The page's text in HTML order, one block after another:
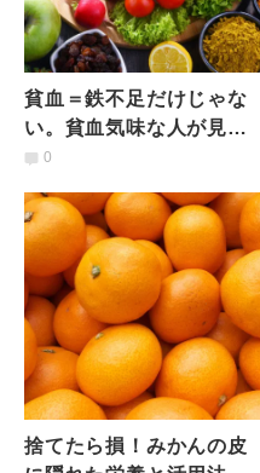
貧血＝鉄不足だけじゃな
い。貧血気味な人が見落
としがちな食材とは？
説】
0
捨てたら損！みかんの皮